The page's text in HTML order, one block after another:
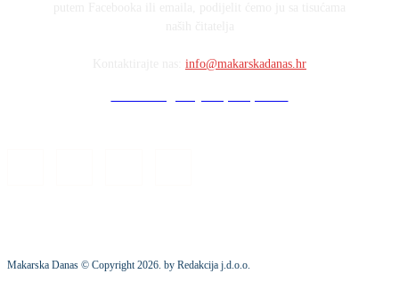
info@makarskadanas.hr
Makarska Danas © Copyright2026. by Redakcija j.d.o.o.